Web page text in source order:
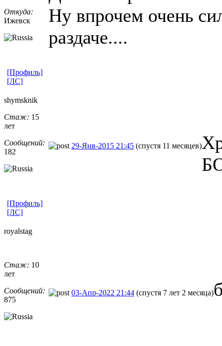
Откуда:
Ижевск
Ну впрочем очень
раздаче....
[Профиль]
[ЛС]
shymsknik
Стаж: 15
лет
Сообщений:
182
29-Янв-2015 21:45 (спустя 11 месяцев)
[Профиль]
[ЛС]
royalstag
Стаж: 10
лет
Сообщений:
875
03-Апр-2022 21:44 (спустя 7 лет 2 месяца)